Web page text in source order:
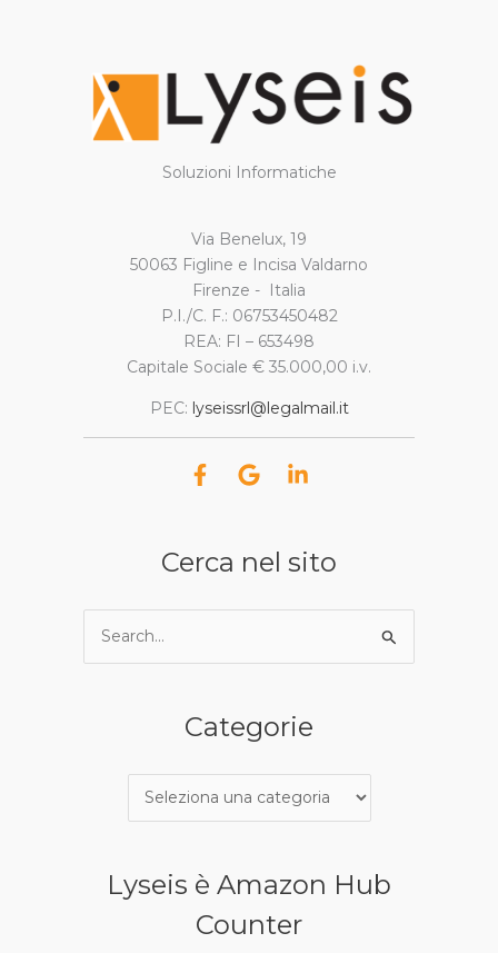
Soluzioni Informatiche
Via Benelux, 19
50063 Figline e Incisa Valdarno
Firenze - Italia
P.I./C. F.: 06753450482
REA: FI – 653498
Capitale Sociale € 35.000,00 i.v.
PEC: lyseissrl@legalmail.it
Cerca nel sito
Cerca:
Categorie
Categorie
Lyseis è Amazon Hub
Counter